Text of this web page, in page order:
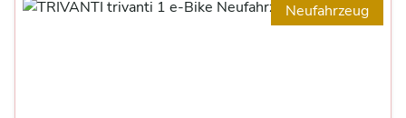
Neufahrzeug